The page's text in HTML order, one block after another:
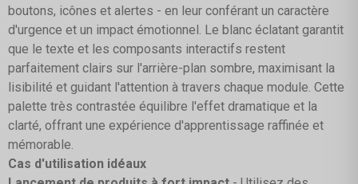
boutons, icônes et alertes - en leur conférant un caractère
d'urgence et un impact émotionnel. Le blanc éclatant garantit
que le texte et les composants interactifs restent
parfaitement clairs sur l'arrière-plan sombre, maximisant la
lisibilité et guidant l'attention à travers chaque module. Cette
palette très contrastée équilibre l'effet dramatique et la
clarté, offrant une expérience d'apprentissage raffinée et
mémorable.
Cas d'utilisation idéaux